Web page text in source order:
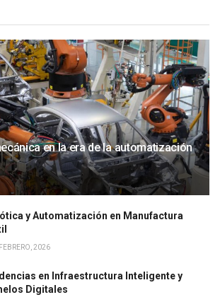
en la era de la automatización
y Automatización en Manufactura
2026
en Infraestructura Inteligente y
Digitales